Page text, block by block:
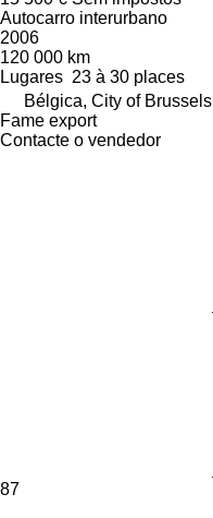
Autocarro interurbano
2006
120 000 km
Lugares 23 à 30 places
Bélgica, City of Brussels
Fame export
Contacte o vendedor
87